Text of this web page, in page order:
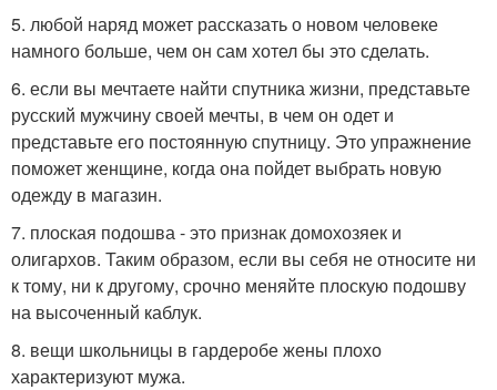
5. любой наряд может рассказать о новом человеке
намного больше, чем он сам хотел бы это сделать.
6. если вы мечтаете найти спутника жизни, представьте
русский мужчину своей мечты, в чем он одет и
представьте его постоянную спутницу. Это упражнение
поможет женщине, когда она пойдет выбрать новую
одежду в магазин.
7. плоская подошва - это признак домохозяек и
олигархов. Таким образом, если вы себя не относите ни
к тому, ни к другому, срочно меняйте плоскую подошву
на высоченный каблук.
8. вещи школьницы в гардеробе жены плохо
характеризуют мужа.